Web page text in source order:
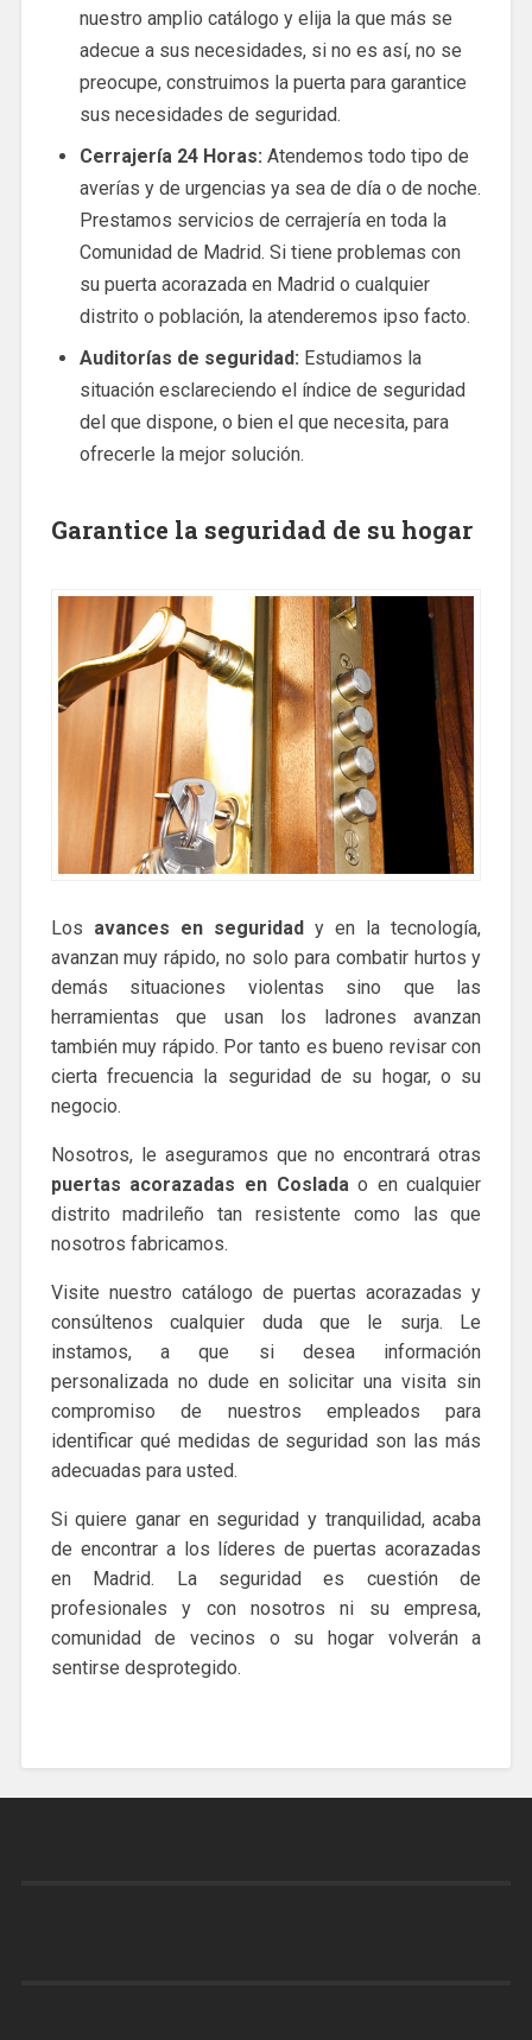
nuestro amplio catálogo y elija la que más se
adecue a sus necesidades, si no es así, no se
preocupe, construimos la puerta para garantice
sus necesidades de seguridad.
Cerrajería 24 Horas: Atendemos todo tipo de
averías y de urgencias ya sea de día o de noche.
Prestamos servicios de cerrajería en toda la
Comunidad de Madrid. Si tiene problemas con
su puerta acorazada en Madrid o cualquier
distrito o población, la atenderemos ipso facto.
Auditorías de seguridad: Estudiamos la
situación esclareciendo el índice de seguridad
del que dispone, o bien el que necesita, para
ofrecerle la mejor solución.
Garantice la seguridad de su hogar
Los avances en seguridady en la tecnología,
avanzan muy rápido, no solo para combatir hurtos y
demás situaciones violentas sino que las
herramientas que usan los ladrones avanzan
también muy rápido. Por tanto es bueno revisar con
cierta frecuencia la seguridad de su hogar, o su
negocio.
Nosotros, le aseguramos que no encontrará otras
puertas acorazadas en Coslada o en cualquier
distrito madrileño tan resistente como las que
nosotros fabricamos.
Visite nuestro catálogo de puertas acorazadas y
consúltenos cualquier duda que le surja. Le
instamos, a que si desea información
personalizada no dude en solicitar una visita sin
compromiso de nuestros empleados para
identificar qué medidas de seguridad son las más
adecuadas para usted.
Si quiere ganar en seguridad y tranquilidad, acaba
de encontrar a los líderes de puertas acorazadas
en Madrid. La seguridad es cuestión de
profesionales y con nosotros ni su empresa,
comunidad de vecinos o su hogar volverán a
sentirse desprotegido.